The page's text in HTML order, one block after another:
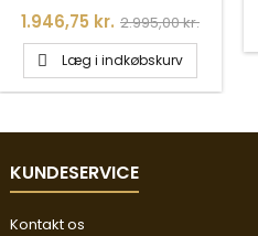
Pris
1.946,75 kr. Normalpris
2.995,00 kr.
 Læg i indkøbskurv
KUNDESERVICE
Kontakt os